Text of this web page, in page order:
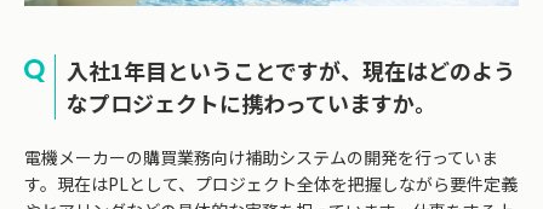
入社1年目ということですが、現在はどのよう
なプロジェクトに携わっていますか。
電機メーカーの購買業務向け補助システムの開発を行っていま
す。現在はPLとして、プロジェクト全体を把握しながら要件定義